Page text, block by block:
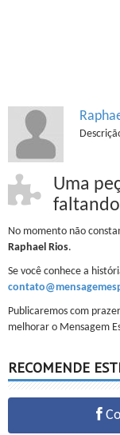
Uma
No momento não
Raphael Rios.
Se você conhece a
Publicaremos com
melhorar o Mensagem
RECOMENDE